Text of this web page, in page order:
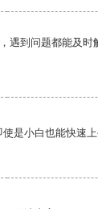
遇到问题都能及时
是小白也能快速上